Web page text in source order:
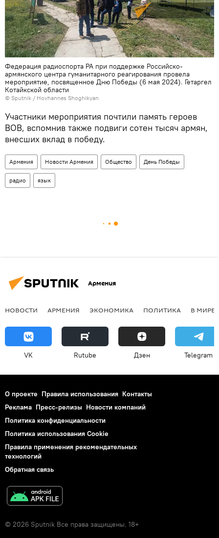
Федерация радиоспорта РА при поддержке Российско-
армянского центра гуманитарного реагирования провела
мероприятие, посвященное Дню Победы (6 мая 2024). Гетаргел
Котайкской области
© Sputnik / Hovhannes Shoghikyan
Участники мероприятия почтили память героев
ВОВ, вспомнив также подвиги сотен тысяч армян,
внесших вклад в победу.
Армения Новости Армения Общество День Победы
радио язык
Армения
НОВОСТИ АРМЕНИЯ ЭКОНОМИКА ПОЛИТИКА В МИРЕ
VK Rutube Дзен Telegram
О проекте Правила использования Контакты
Реклама Пресс-релизы Новости компаний
Политика конфиденциальности
Политика использования Cookie
Правила применения рекомендательных
технологий
Обратная связь
© 2026 Sputnik Все права защищены. 18+